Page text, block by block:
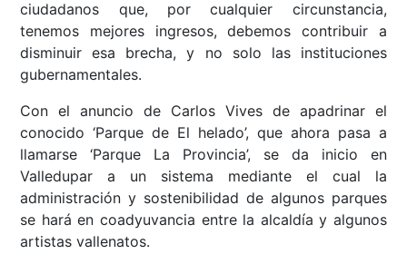
ciudadanos que, por cualquier circunstancia,
tenemos mejores ingresos, debemos contribuir a
disminuir esa brecha, y no solo las instituciones
gubernamentales.
Con el anuncio de Carlos Vives de apadrinar el
conocido ‘Parque de El helado’, que ahora pasa a
llamarse ‘Parque La Provincia’, se da inicio en
Valledupar a un sistema mediante el cual la
administración y sostenibilidad de algunos parques
se hará en coadyuvancia entre la alcaldía y algunos
artistas vallenatos.